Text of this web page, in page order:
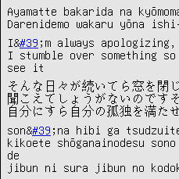
Ayamatte bakarida na
Darenidemo wakaru yōna
I&#39 ;m always
I stumble over something
see it
そんな日々が続いてら窓を閉
聞こえてしょうがないのです
自分にすら自分の孤独を満た
son&#39 ;na hibi ga
kikoete shōganainodesu
de
jibun ni sura jibun no